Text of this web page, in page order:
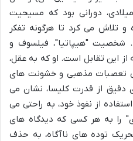
دورانی بود که مسیحیت
و تلاش می کرد تا هرگونه تفکر
شخصیت "هیپاتیا"، فیلسوف و
از این تقابل است. او که به عقل،
تعصبات مذهبی و خشونت های
دقیق از قدرت کلیسا، نشان می
از نفوذ خود، به راحتی می
را به هر کسی که دیدگاه های
توده های ناآگاه، به حذف